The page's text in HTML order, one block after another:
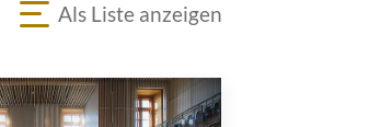
Als Liste anzeigen